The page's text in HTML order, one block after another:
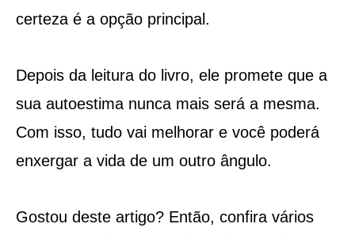
certeza é a opção principal.
Depois da leitura do livro, ele promete que a
sua autoestima nunca mais será a mesma.
Com isso, tudo vai melhorar e você poderá
enxergar a vida de um outro ângulo.
Gostou deste artigo? Então, confira vários